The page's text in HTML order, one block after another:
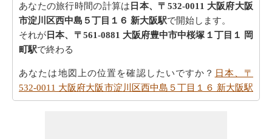
あなたの旅行時間の計算は 日本、〒532-0011 大阪府大阪
市淀川区西中島５丁目１６ 新大阪駅で開始します。
それが 日本、〒561-0881 大阪府豊中市中桜塚１丁目１ 岡
町駅で終わる
あなたは地図上の位置を確認したいですか？ 日本、〒
532-0011 大阪府大阪市淀川区西中島５丁目１６ 新大阪駅
から日本、〒561-0881 大阪府豊中市中桜塚１丁目１ 岡町